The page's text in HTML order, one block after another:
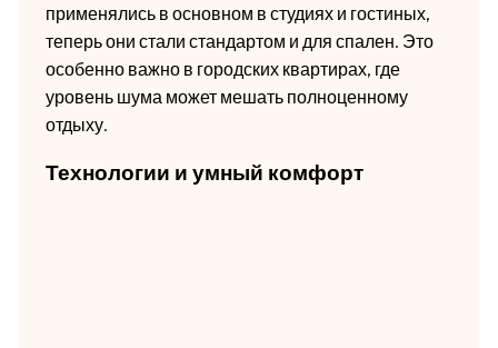
применялись в основном в студиях и гостиных,
теперь они стали стандартом и для спален. Это
особенно важно в городских квартирах, где
уровень шума может мешать полноценному
отдыху.
Технологии и умный комфорт